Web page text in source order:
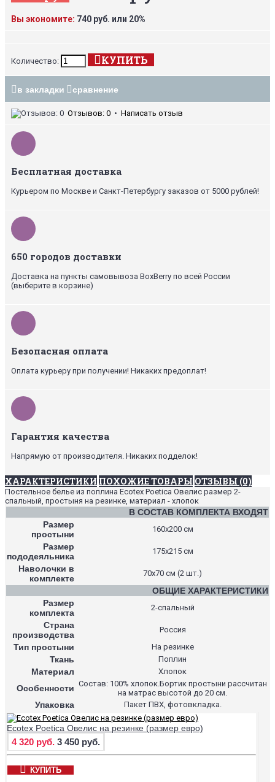
Вы экономите: 740 руб. или 20%
Количество: КУПИТЬ
в закладки сравнение
Отзывов: 0 • Написать отзыв
Бесплатная доставка
Курьером по Москве и Санкт-Петербургу заказов от 5000 рублей!
650 городов доставки
Доставка на пункты самовывоза BoxBerry по всей России
(выберите в корзине)
Безопасная оплата
Оплата курьеру при получении! Никаких предоплат!
Гарантия качества
Напрямую от производителя. Никаких подделок!
ХАРАКТЕРИСТИКИ ПОХОЖИЕ ТОВАРЫ ОТЗЫВЫ (0)
Постельное белье из поплина Ecotex Poetica Овелис размер 2-
спальный, простыня на резинке, материал - хлопок
В СОСТАВ КОМПЛЕКТА ВХОДЯТ
Размер
простыни
160х200 см
Размер
пододеяльника
175х215 см
Наволочки в
комплекте
70х70 см (2 шт.)
ОБЩИЕ ХАРАКТЕРИСТИКИ
Размер
комплекта
2-спальный
Страна
производства
Россия
Тип простыни На резинке
Ткань Поплин
Материал Хлопок
Особенности Состав: 100% хлопок.Бортик простыни рассчитан
на матрас высотой до 20 см.
Упаковка Пакет ПВХ, фотовкладка.
Ecotex Poetica Овелис на резинке (размер евро)
4 320 руб. 3 450 руб.
КУПИТЬ